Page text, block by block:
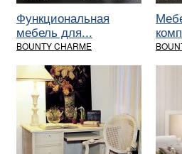
Функциональная
мебель для...
BOUNTY CHARME